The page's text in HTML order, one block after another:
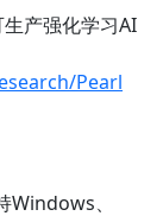
产强化学习AI
Pearl
Windows、